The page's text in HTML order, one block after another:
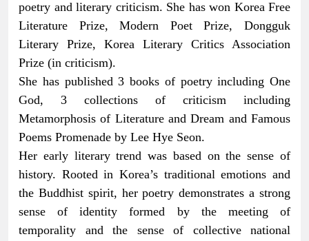
poetry and literary criticism. She has won Korea Free
Literature Prize, Modern Poet Prize, Dongguk
Literary Prize, Korea Literary Critics Association
Prize (in criticism).
She has published 3 books of poetry including One
God, 3 collections of criticism including
Metamorphosis of Literature and Dream and Famous
Poems Promenade by Lee Hye Seon.
Her early literary trend was based on the sense of
history. Rooted in Korea’s traditional emotions and
the Buddhist spirit, her poetry demonstrates a strong
sense of identity formed by the meeting of
temporality and the sense of collective national